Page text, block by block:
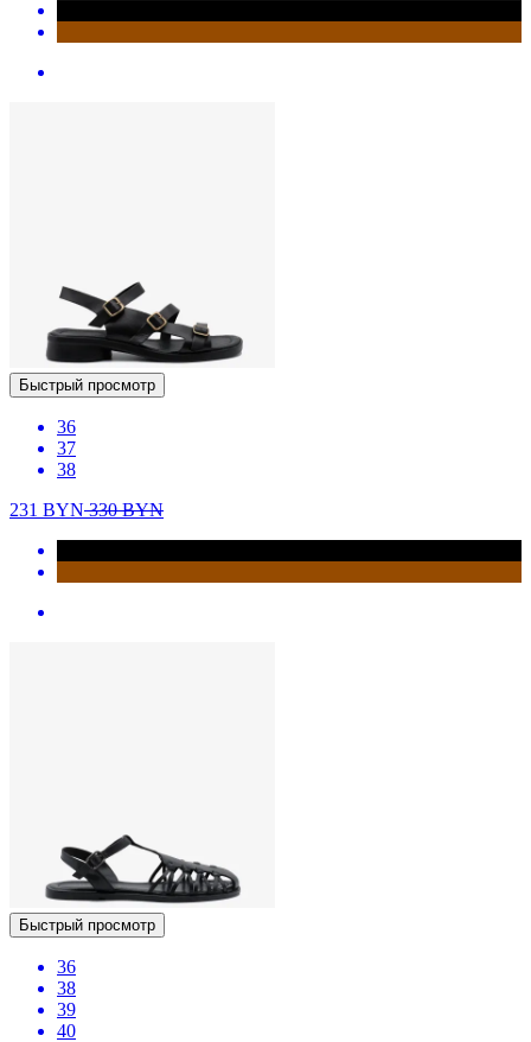
Быстрый просмотр
36
37
38
231 BYN330BYN
Быстрый просмотр
36
38
39
40